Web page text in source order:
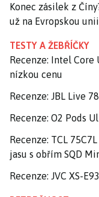
Konec zásilek z
už na Evropskou
TESTY A ŽEBŘÍČKY
Recenze: Intel Core
nízkou cenu
Recenze: JBL Live
Recenze: O2 Pods
Recenze: TCL
jasu s obřím SQD
Recenze: JVC XS-